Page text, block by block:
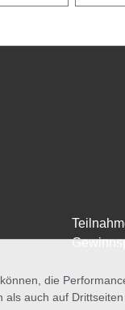
die
auch auf Drittseiten